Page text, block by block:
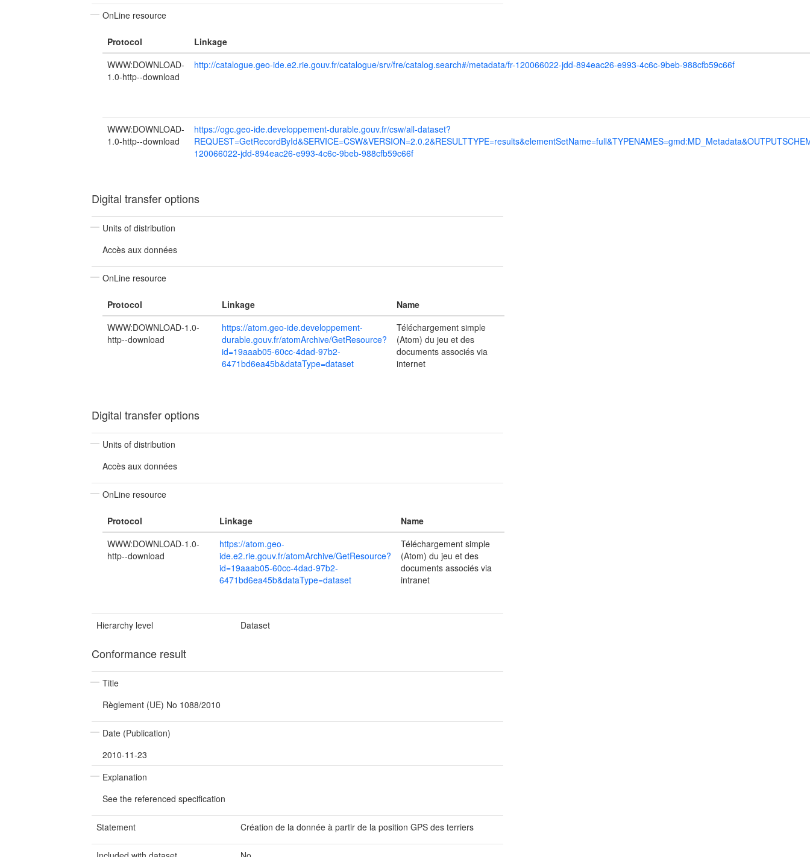
OnLine resource
Protocol
Linkage
WWW:DOWNLOAD-
1.0-http--download
http://catalogue.geo-ide.e2.rie.gouv.fr/catalogue/srv/fre/catalog.search#/metadata/fr-120066022-jdd-894eac26-e993-4c6c-9beb-988cfb59c66f
WWW:DOWNLOAD-
1.0-http--download
https://ogc.geo-ide.developpement-durable.gouv.fr/csw/all-dataset?
120066022-jdd-894eac26-e993-4c6c-9beb-988cfb59c66f
Digital transfer options
Units of distribution
Accès aux données
OnLine resource
Protocol Linkage
Name
WWW:DOWNLOAD-1.0-
http--download
https://atom.geo-ide.developpement-
durable.gouv.fr/atomArchive/GetResource?
id=19aaab05-60cc-4dad-97b2-
6471bd6ea45b&dataType=dataset
Téléchargement simple
(Atom) du jeu et des
documents associés via
internet
Digital transfer options
Units of distribution
Accès aux données
OnLine resource
Protocol Linkage
Name
WWW:DOWNLOAD-1.0-
http--download
https://atom.geo-
ide.e2.rie.gouv.fr/atomArchive/GetResource?
id=19aaab05-60cc-4dad-97b2-
6471bd6ea45b&dataType=dataset
Téléchargement simple
(Atom) du jeu et des
documents associés via
intranet
Hierarchy level Dataset
Conformance result
Title
Règlement (UE) No 1088/2010
Date (Publication)
2010-11-23
Explanation
See the referenced specification
Statement Création de la donnée à partir de la position GPS des terriers